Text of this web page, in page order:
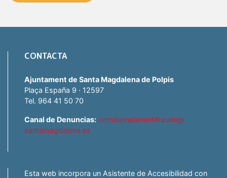
CONTACTA
Ajuntament de Santa Magdalena de Polpis
Plaça España 9 · 12597
Tel. 964 41 50 70
Canal de Denuncias: comisionplanantifraude@
santamagdalena.es
Esta web incorpora un Asistente de Accesibilidad con